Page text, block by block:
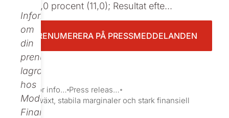
Informationen
om
din
prenumeration
lagras
hos
Modular
Finance,
om 11,0 procent (11,0); Resultat efte...
PRENUMERERA PÅ PRESSMEDDELANDEN
Investor information
Press releases
Volymtillväxt, stabila marginaler och stark finansiell
ställning